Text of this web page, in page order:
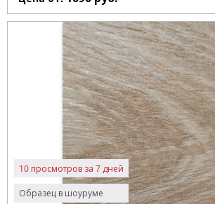
Образец в шоуруме
10 просмотров за 7 дней